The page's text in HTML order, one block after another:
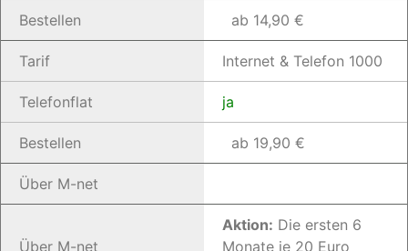
Bestellen ab 14,90 €
Tarif Internet & Telefon 1000
Telefonflat ja
Bestellen ab 19,90 €
Über M-net
Über M-net
Aktion: Die ersten 6
Monate je 20 Euro